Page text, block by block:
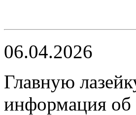
06.04.2026
Главную
информация